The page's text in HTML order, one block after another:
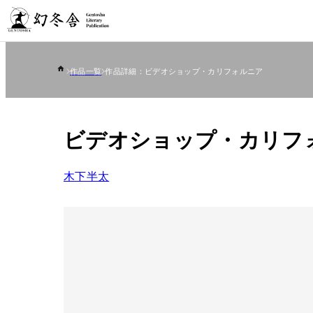
作品一覧 作品詳細：ビデオショップ・カリフォルニア
ビデオショップ・カリフ
木下半太